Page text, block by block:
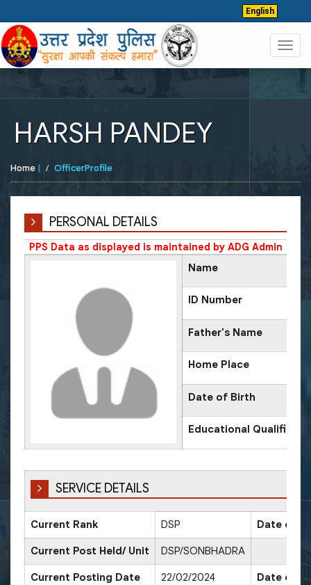
English
HARSH PANDEY
Home | OfficerProfile
PERSONAL DETAILS
PPS Data as displayed is maintained by ADG Admin
Name
ID Number
Father's Name
Home Place
Date of Birth
Educational
SERVICE DETAILS
Current Rank DSP Date of
Current Post Held/ Unit DSP/SONBHADRA
Current Posting Date 22/02/2024 Date of